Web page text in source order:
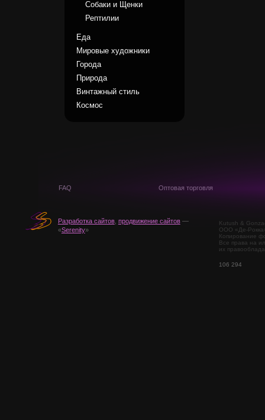
Собаки и Щенки
Рептилии
Еда
Мировые художники
Города
Природа
Винтажный стиль
Космос
FAQ Оптовая торговля
Разработка сайтов, продвижение сайтов—
«Serenity»
Kutush &
ООО «Де-
Копирование
Все права на
их
106 294